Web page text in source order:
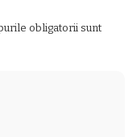
obligatorii sunt